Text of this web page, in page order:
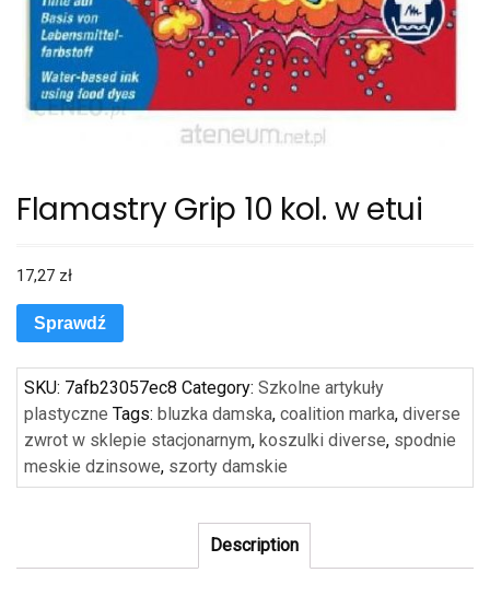
Flamastry Grip 10 kol. w etui
17,27 zł
Sprawdź
SKU: 7afb23057ec8 Category: Szkolne artykuły
plastyczne Tags: bluzka damska, coalition marka, diverse
zwrot w sklepie stacjonarnym, koszulki diverse, spodnie
meskie dzinsowe, szorty damskie
Description